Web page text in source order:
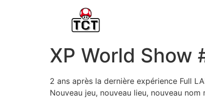
XP World Show
2 ans après la dernière expérience Full
Nouveau jeu, nouveau lieu, nouveau